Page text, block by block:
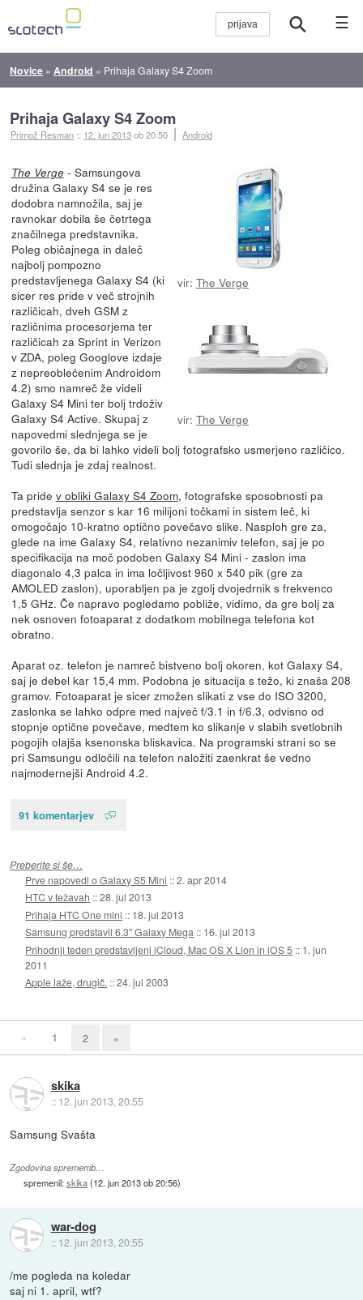
☰
Novice » Android » Prihaja Galaxy S4 Zoom
Prihaja Galaxy S4 Zoom
Primož Resman :: 12. jun 2013ob 20:50 Android
vir: The Verge
vir: The Verge
The Verge- Samsungova
družina Galaxy S4 se je res
dodobra namnožila, saj je
ravnokar dobila še četrtega
značilnega predstavnika.
Poleg običajnega in daleč
najbolj pompozno
predstavljenega Galaxy S4 (ki
sicer res pride v več strojnih
različicah, dveh GSM z
različnima procesorjema ter
različicah za Sprint in Verizon
v ZDA, poleg Googlove izdaje
z nepreoblečenim Androidom
4.2) smo namreč že videli
Galaxy S4 Mini ter bolj trdoživ
Galaxy S4 Active. Skupaj z
napovedmi slednjega se je
govorilo še, da bi lahko videli bolj fotografsko usmerjeno različico.
Tudi slednja je zdaj realnost.
Ta pride v obliki Galaxy S4 Zoom, fotografske sposobnosti pa
predstavlja senzor s kar 16 milijoni točkami in sistem leč, ki
omogočajo 10-kratno optično povečavo slike. Nasploh gre za,
glede na ime Galaxy S4, relativno nezanimiv telefon, saj je po
specifikacija na moč podoben Galaxy S4 Mini - zaslon ima
diagonalo 4,3 palca in ima ločljivost 960 x 540 pik (gre za
AMOLED zaslon), uporabljen pa je zgolj dvojedrnik s frekvenco
1,5 GHz. Če napravo pogledamo pobliže, vidimo, da gre bolj za
nek osnoven fotoaparat z dodatkom mobilnega telefona kot
obratno.
Aparat oz. telefon je namreč bistveno bolj okoren, kot Galaxy S4,
saj je debel kar 15,4 mm. Podobna je situacija s težo, ki znaša 208
gramov. Fotoaparat je sicer zmožen slikati z vse do ISO 3200,
zaslonka se lahko odpre med največ f/3.1 in f/6.3, odvisno od
stopnje optične povečave, medtem ko slikanje v slabih svetlobnih
pogojih olajša ksenonska bliskavica. Na programski strani so se
pri Samsungu odločili na telefon naložiti zaenkrat še vedno
najmodernejši Android 4.2.
91 komentarjev
Preberite si še…
Prve napovedi o Galaxy S5 Mini ::2. apr 2014
HTC v težavah ::28. jul 2013
Prihaja HTC One mini :: 18. jul 2013
Samsung predstavil 6.3'' Galaxy Mega :: 16. jul 2013
Prihodnji teden predstavljeni iCloud, Mac OS X Lion in iOS 5 :: 1. jun
2011
Apple laže, drugič. ::24. jul 2003
« 1 2 »
skika
:: 12. jun 2013, 20:55
Samsung Svašta
Zgodovina sprememb…
spremenil:skika(12. jun 2013 ob 20:56)
war-dog
:: 12. jun 2013, 20:55
/me pogleda na koledar
saj ni 1. april, wtf?